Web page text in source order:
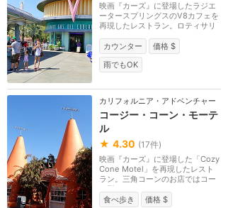
映画『カーズ』に登場したラジエ
ータースプリングスのV8カフェを
再現したレストラン。ロティサリ
カウンター
価格 $
雨でもOK
カリフォルニア・アドベンチャー
コージー・コーン・モーテ
ル
★ 4.30 (17件)
映画『カーズ』に登場した「Cozy
Cone Motel」を再現したレスト
ラン。三角コーンのお店ではコー
ン形のスナックやソ...
食べ歩き
価格 $